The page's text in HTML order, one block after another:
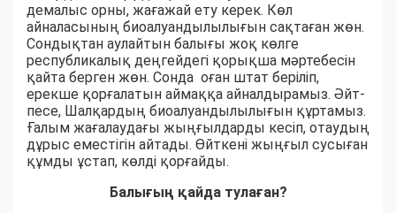
демалыс орны, жағажай ету керек. Көл
айналасының биоалуандылылығын сақтаған жөн.
Сондықтан аулайтын балығы жоқ көлге
республикалық деңгейдегі қорықша мәртебесін
қайта берген жөн. Сонда оған штат беріліп,
ерекше қорғалатын аймаққа айналдырамыз. Әйт­
песе, Шалқардың биоалуандылылығын құртамыз.
Ғалым жағалаудағы жыңғылдарды кесіп, отаудың
дұрыс емес­тігін айтады. Өйткені жыңғыл сусыған
құмды ұстап, көлді қорғайды.
Балығың қайда тулаған?